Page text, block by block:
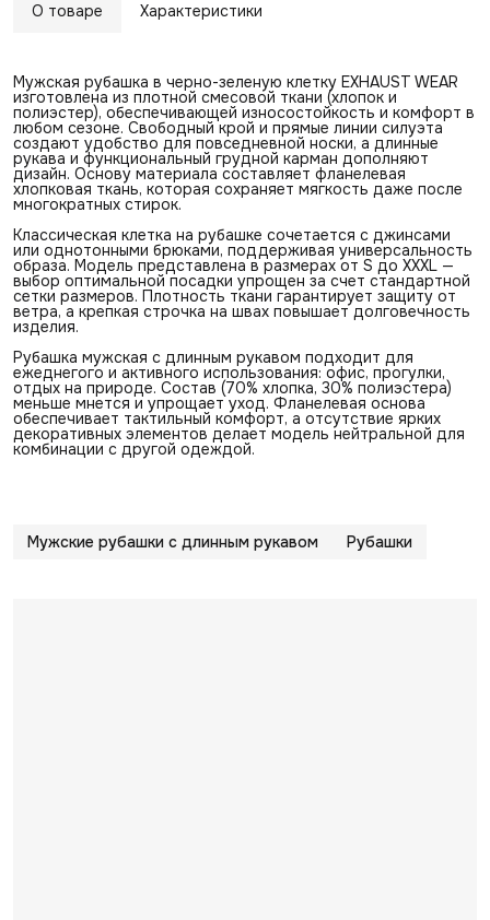
О товаре Характеристики
Мужская рубашка в черно-зеленую клетку EXHAUST WEAR
изготовлена из плотной смесовой ткани (хлопок и
полиэстер), обеспечивающей износостойкость и комфорт в
любом сезоне. Свободный крой и прямые линии силуэта
создают удобство для повседневной носки, а длинные
рукава и функциональный грудной карман дополняют
дизайн. Основу материала составляет фланелевая
хлопковая ткань, которая сохраняет мягкость даже после
многократных стирок.
Классическая клетка на рубашке сочетается с джинсами
или однотонными брюками, поддерживая универсальность
образа. Модель представлена в размерах от S до XXXL —
выбор оптимальной посадки упрощен за счет стандартной
сетки размеров. Плотность ткани гарантирует защиту от
ветра, а крепкая строчка на швах повышает долговечность
изделия.
Рубашка мужская с длинным рукавом подходит для
ежеднегого и активного использования: офис, прогулки,
отдых на природе. Состав (70% хлопка, 30% полиэстера)
меньше мнется и упрощает уход. Фланелевая основа
обеспечивает тактильный комфорт, а отсутствие ярких
декоративных элементов делает модель нейтральной для
комбинации с другой одеждой.
Мужские рубашки с длинным рукавом Рубашки